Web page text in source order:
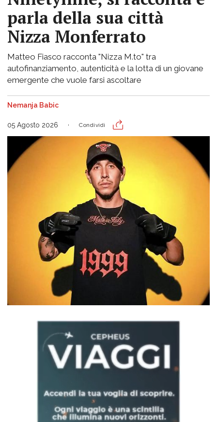
parla della sua città
Nizza Monferrato
Matteo Fiasco racconta "Nizza M.to" tra
autofinanziamento, autenticità e la lotta di un giovane
emergente che vuole farsi ascoltare
Nemanja Babic
05 Agosto 2026 Condividi